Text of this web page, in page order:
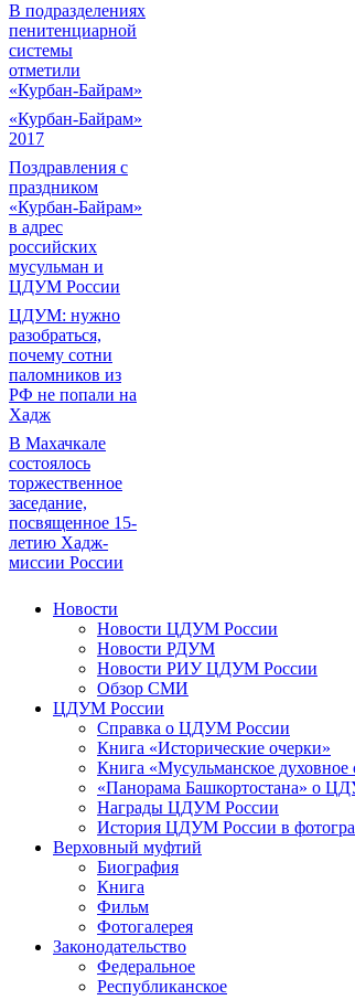
В подразделениях
пенитенциарной
системы
отметили
«Курбан-Байрам»
«Курбан-Байрам»
2017
Поздравления с
праздником
«Курбан-Байрам»
в адрес
российских
мусульман и
ЦДУМ России
ЦДУМ: нужно
разобраться,
почему сотни
паломников из
РФ не попали на
Хадж
В Махачкале
состоялось
торжественное
заседание,
посвященное 15-
летию Хадж-
миссии России
Новости
Новости ЦДУМ России
Новости РДУМ
Новости РИУ ЦДУМ России
Обзор СМИ
ЦДУМ России
Справка о ЦДУМ России
Книга «Исторические очерки»
Книга «Мусульманское духовное
«Панорама Башкортостана» о
Награды ЦДУМ России
История ЦДУМ России в
Верховный муфтий
Биография
Книга
Фильм
Фотогалерея
Законодательство
Федеральное
Республиканское